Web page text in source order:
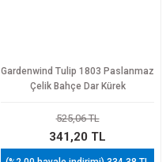
Gardenwind Tulip 1803 Paslanmaz
Çelik Bahçe Dar Kürek
525,06 TL
341,20 TL